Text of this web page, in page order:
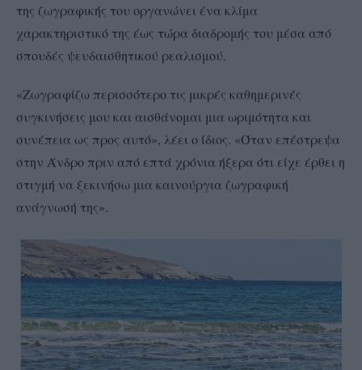
της ζωγραφικής του οργανώνει ένα κλίμα
χαρακτηριστικό της έως τώρα διαδρομής του μέσα από
σπουδές ψευδαισθητικού ρεαλισμού.
«Ζωγραφίζω περισσότερο τις μικρές καθημερινές
συγκινήσεις μου και αισθάνομαι μια ωριμότητα και
συνέπεια ως προς αυτό», λέει ο ίδιος. «Όταν επέστρεψα
στην Άνδρο πριν από επτά χρόνια ήξερα ότι είχε έρθει η
στιγμή να ξεκινήσω μια καινούργια ζωγραφική
ανάγνωσή της».